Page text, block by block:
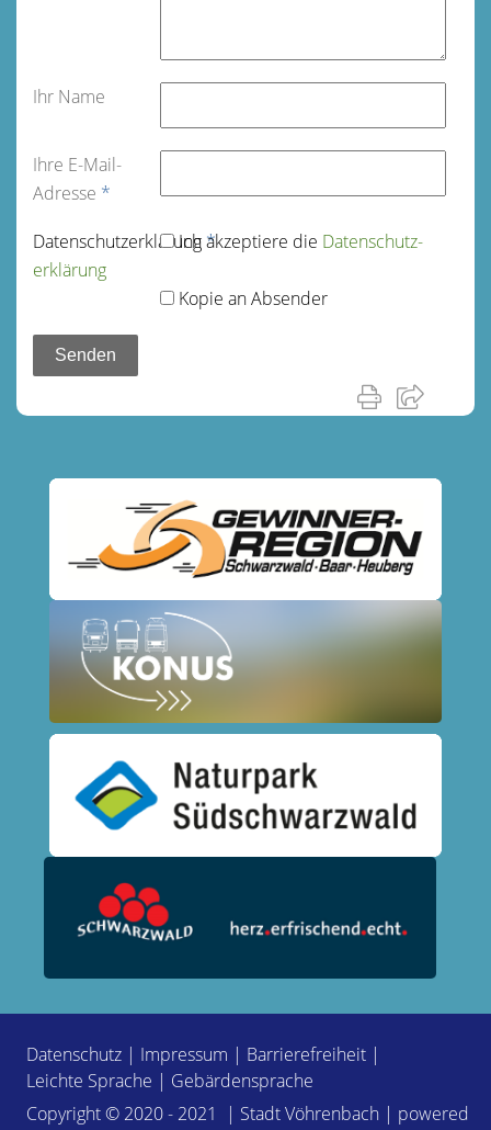
Ihr Name
Ihre E-Mail-
Adresse *
Datenschutz­erklärung*
Ich akzeptiere die Datenschutz­
erklärung
Kopie an Absender
Datenschutz | Impressum | Barrierefreiheit |
Leichte Sprache | Gebärdensprache
Copyright © 2020 - 2021 | Stadt Vöhrenbach | powered